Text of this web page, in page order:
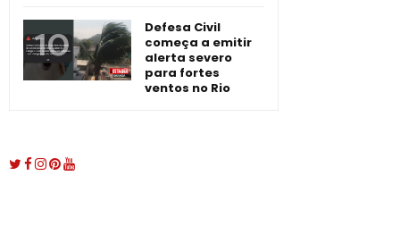
Defesa Civil
começa a emitir
alerta severo
para fortes
ventos no Rio